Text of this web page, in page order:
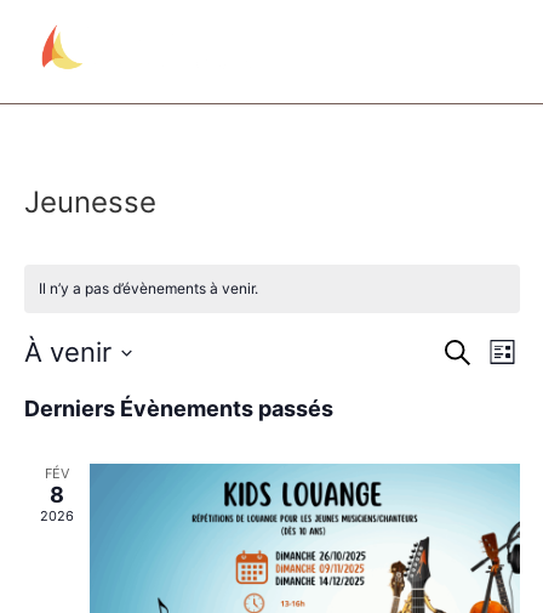
Jeunesse
Il n’y a pas d’évènements à venir.
de
vues
Recherche
Liste
À venir
une
date.
Derniers Évènements passés
FÉV
8
2026